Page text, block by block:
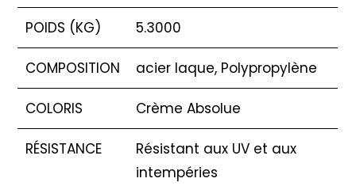
POIDS (KG) 5.3000
COMPOSITION acier laque, Polypropylène
COLORIS Crème Absolue
RÉSISTANCE
Résistant aux UV et aux
intempéries